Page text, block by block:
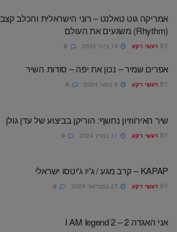
אמריקה גוט טאלנט – רוני הישראלית והכלב קצב
(Rhythm) משגעים את העולם
BY רעשי רקע
אפרים שמיר – נכון את יפה – סודות השיר
BY רעשי רקע
שיר האירווזיון נחשף: הוריקן בביצוע של עדן גולן
BY רעשי רקע
KAPAP – קרב מגע / ג'יו ג'יטסו ישראלי
BY רעשי רקע
אני האגדה 2 – I AM legend 2